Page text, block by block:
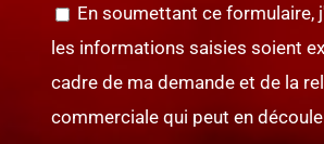
En soumettant ce formulaire,
les informations saisies soient
cadre de ma demande et de la
commerciale qui peut en